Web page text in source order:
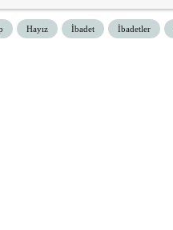
Hayız İbadet İbadetler